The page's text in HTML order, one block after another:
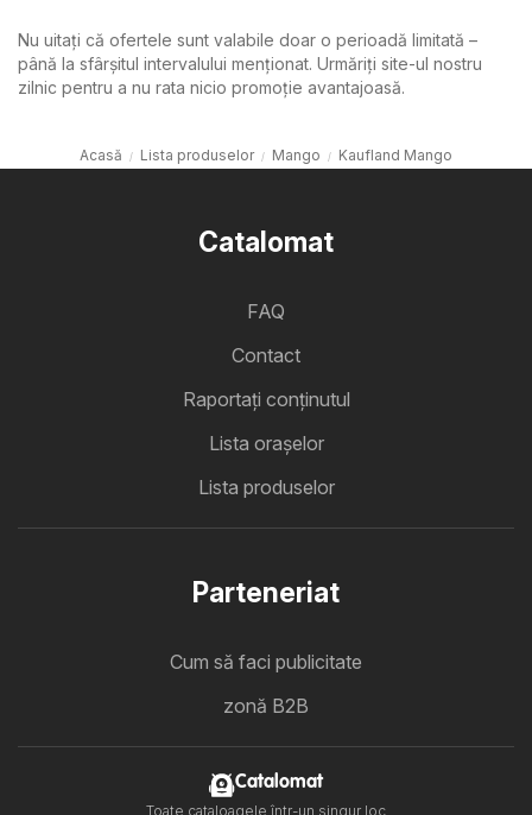
Nu uitați că ofertele sunt valabile doar o perioadă limitată –
până la sfârșitul intervalului menționat. Urmăriți site-ul nostru
zilnic pentru a nu rata nicio promoție avantajoasă.
Acasă Lista produselor Mango Kaufland Mango
Catalomat
FAQ
Contact
Raportați conținutul
Lista oraşelor
Lista produselor
Parteneriat
Cum să faci publicitate
zonă B2B
Catalomat
Toate cataloagele într-un singur loc